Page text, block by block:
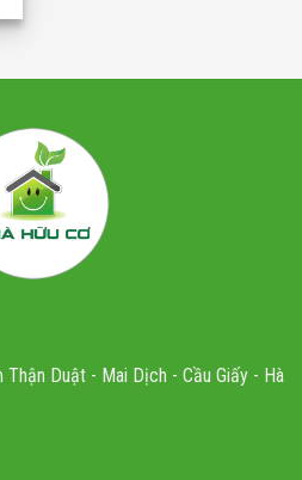
Duật - Mai Dịch - Cầu Giấy - Hà